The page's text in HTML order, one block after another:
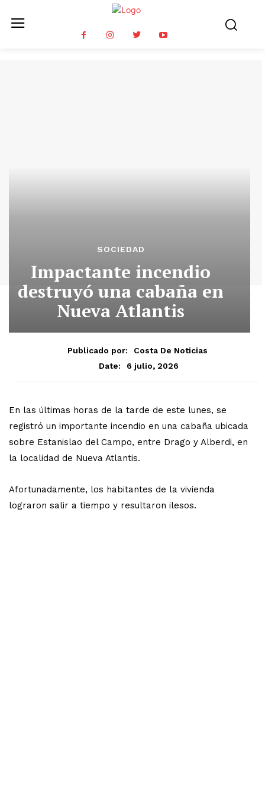
SOCIEDAD
Impactante incendio
destruyó una cabaña en
Nueva Atlantis
Publicado por:
Costa De Noticias
Date:
6 julio, 2026
En las últimas horas de la tarde de este lunes, se
registró un importante incendio en una cabaña ubicada
sobre Estanislao del Campo, entre Drago y Alberdi, en
la localidad de Nueva Atlantis.
Afortunadamente, los habitantes de la vivienda
lograron salir a tiempo y resultaron ilesos.